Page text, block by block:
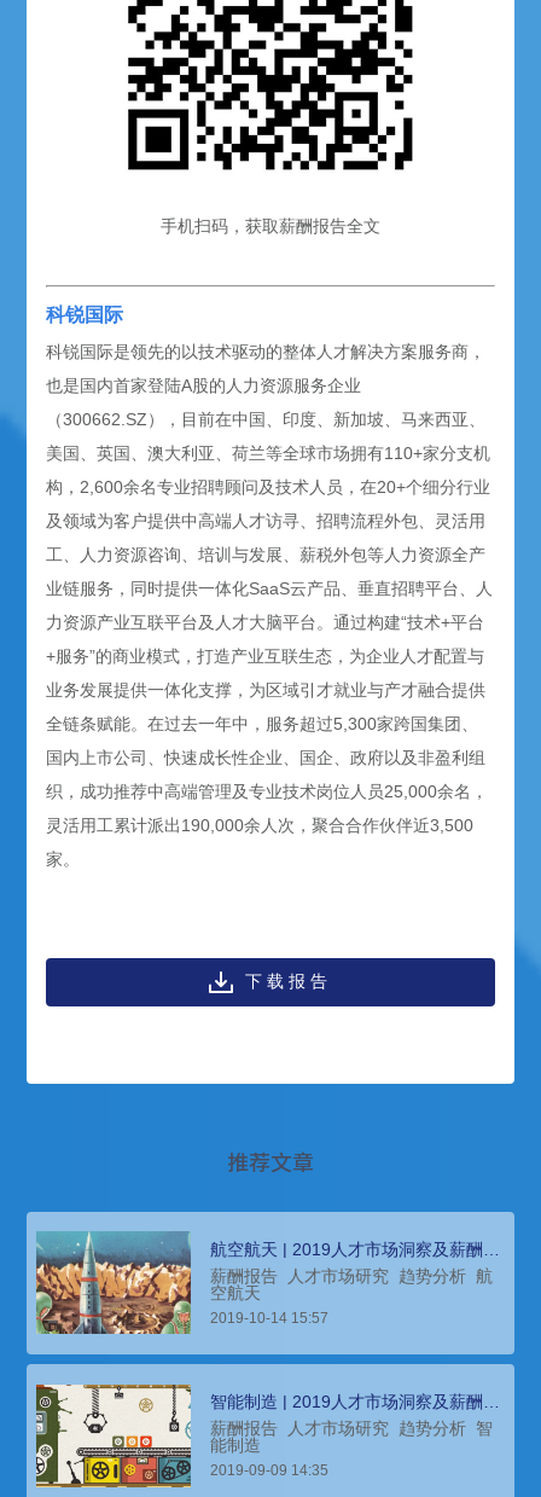
手机扫码，获取薪酬报告全文
科锐国际
科锐国际是领先的以技术驱动的整体人才解决方案服务商，
也是国内首家登陆A股的人力资源服务企业
（300662.SZ），目前在中国、印度、新加坡、马来西亚、
美国、英国、澳大利亚、荷兰等全球市场拥有110+家分支机
构，2,600余名专业招聘顾问及技术人员，在20+个细分行业
及领域为客户提供中高端人才访寻、招聘流程外包、灵活用
工、人力资源咨询、培训与发展、薪税外包等人力资源全产
业链服务，同时提供一体化SaaS云产品、垂直招聘平台、人
力资源产业互联平台及人才大脑平台。通过构建“技术+平台
+服务”的商业模式，打造产业互联生态，为企业人才配置与
业务发展提供一体化支撑，为区域引才就业与产才融合提供
全链条赋能。在过去一年中，服务超过5,300家跨国集团、
国内上市公司、快速成长性企业、国企、政府以及非盈利组
织，成功推荐中高端管理及专业技术岗位人员25,000余名，
灵活用工累计派出190,000余人次，聚合合作伙伴近3,500
家。
下载报告
推荐文章
航空航天 | 2019人才市场洞察及薪酬指
南
薪酬报告 人才市场研究 趋势分析 航
空航天
2019-10-14 15:57
智能制造 | 2019人才市场洞察及薪酬指
南
薪酬报告 人才市场研究 趋势分析 智
能制造
2019-09-09 14:35